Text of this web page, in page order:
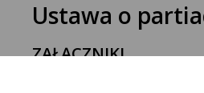
Ustawa o
ZAŁĄCZNIKI
Tekst jednolity ustawy o